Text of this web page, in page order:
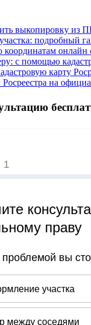
выкопировку
подробный
координатам
с помощью
карту
Росреестра на